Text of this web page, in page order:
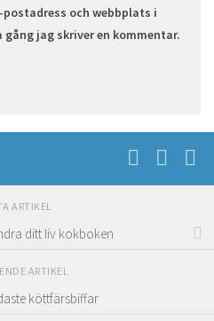
och webbplats i
jag skriver en kommentar.
ARTIKEL
ditt liv kokboken
ARTIKEL
köttfärsbiffar